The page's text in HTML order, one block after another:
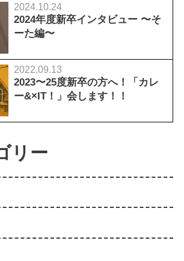
リー
2024.10.24
2024年度新卒インタビュー 〜そ
ーた編〜
2022.09.13
2023〜25度新卒の方へ！「カレ
ー&×IT！」会します！！